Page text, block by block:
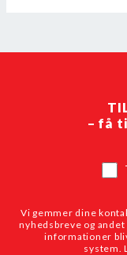
– få
Vi gemmer dine
nyhedsbreve og
informationer
system.